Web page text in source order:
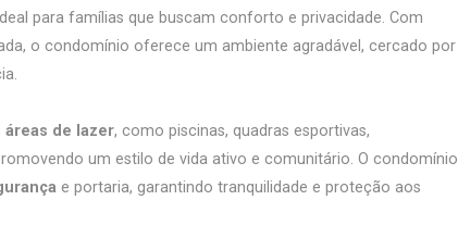
para famílias que buscam conforto e privacidade. Com
o condomínio oferece um ambiente agradável, cercado por
áreas de lazer, como piscinas, quadras esportivas,
um estilo de vida ativo e comunitário. O condomínio
e portaria, garantindo tranquilidade e proteção aos